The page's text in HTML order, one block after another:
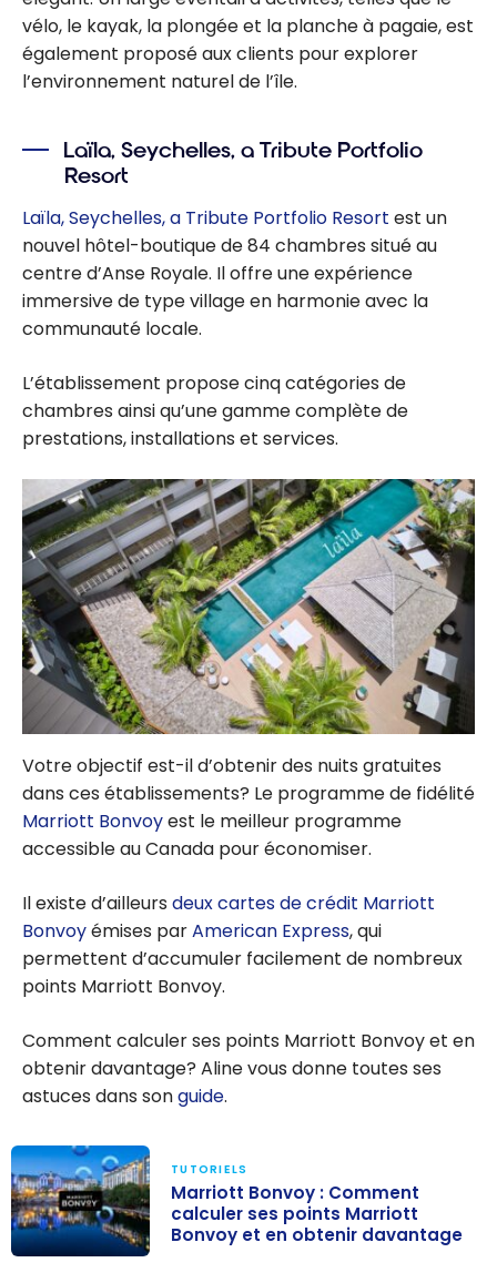
vélo, le kayak, la plongée et la planche à pagaie, est
également proposé aux clients pour explorer
l’environnement naturel de l’île.
Laïla, Seychelles, a Tribute Portfolio
Resort
Laïla, Seychelles, a Tribute Portfolio Resort est un
nouvel hôtel-boutique de 84 chambres situé au
centre d’Anse Royale. Il offre une expérience
immersive de type village en harmonie avec la
communauté locale.
L’établissement propose cinq catégories de
chambres ainsi qu’une gamme complète de
prestations, installations et services.
Votre objectif est-il d’obtenir des nuits gratuites
dans ces établissements? Le programme de fidélité
Marriott Bonvoyest le meilleur programme
accessible au Canada pour économiser.
Il existe d’ailleurs deux cartes de crédit Marriott
Bonvoyémises parAmerican Express, qui
permettent d’accumuler facilement de nombreux
points Marriott Bonvoy.
Comment calculer ses points Marriott Bonvoy et en
obtenir davantage? Aline vous donne toutes ses
astuces dans songuide.
TUTORIELS
Marriott Bonvoy : Comment
calculer ses points Marriott
Bonvoy et en obtenir davantage